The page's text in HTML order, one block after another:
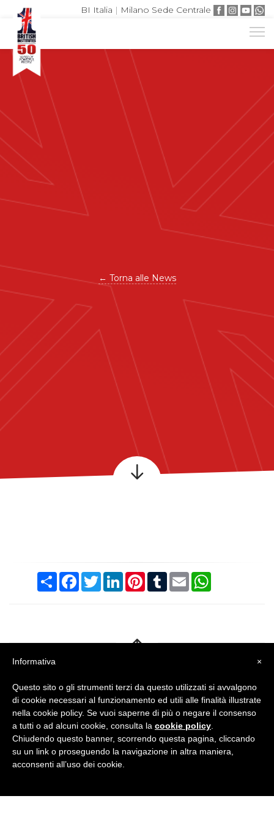
BI Italia | Milano Sede Centrale
← Torna alle News
CondividiFacebook
TwitterLinkedInPinterestTumblrEmail
BRITISH INSTITUTES
Milano Sede Centrale
Via Carducci, 5 - 20123 Milano (MI)
Tel02 4390041· E-Mail:milano@britishinstitutes.org
P.Iva 05951460962
×
Informativa
Questo sito o gli strumenti terzi da questo utilizzati si avvalgono
di cookie necessari al funzionamento ed utili alle finalità illustrate
nella cookie policy. Se vuoi saperne di più o negare il consenso
a tutti o ad alcuni cookie, consulta la cookie policy
Chiudendo questo banner, scorrendo questa pagina, cliccando
su un link o proseguendo la navigazione in altra maniera,
acconsenti all’uso dei cookie.